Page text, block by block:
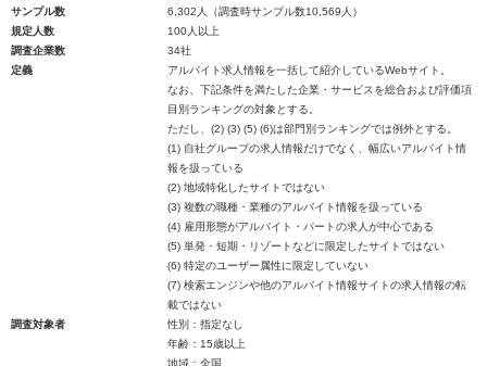
サンプル数
6,302人（調査時サンプル数10,569人）
規定人数
100人以上
調査企業数
34社
定義
アルバイト求人情報を一括して紹介しているWebサイト。
なお、下記条件を満たした企業・サービスを総合および評価項
目別ランキングの対象とする。
ただし、(2) (3) (5) (6)は部門別ランキングでは例外とする。
(1) 自社グループの求人情報だけでなく、幅広いアルバイト情
報を扱っている
(2) 地域特化したサイトではない
(3) 複数の職種・業種のアルバイト情報を扱っている
(4) 雇用形態がアルバイト・パートの求人が中心である
(5) 単発・短期・リゾートなどに限定したサイトではない
(6) 特定のユーザー属性に限定していない
(7) 検索エンジンや他のアルバイト情報サイトの求人情報の転
載ではない
調査対象者
性別：指定なし
年齢：15歳以上